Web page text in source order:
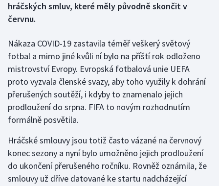
Curling
Cyklistika
Dostihy
Florbal
Futsal
Gymnastika
Házená
hráčských smluv, které měly původně skončit v
červnu.
Nákaza COVID-19 zastavila téměř veškerý světový
fotbal a mimo jiné kvůli ní bylo na příští rok odloženo
mistrovství Evropy. Evropská fotbalová unie UEFA
proto vyzvala členské svazy, aby toho využily k dohrání
přerušených soutěží, i kdyby to znamenalo jejich
prodloužení do srpna. FIFA to novým rozhodnutím
formálně posvětila.
Hráčské smlouvy jsou totiž často vázané na červnový
konec sezony a nyní bylo umožněno jejich prodloužení
do ukončení přerušeného ročníku. Rovněž oznámila, že
smlouvy už dříve datované ke startu nadcházející